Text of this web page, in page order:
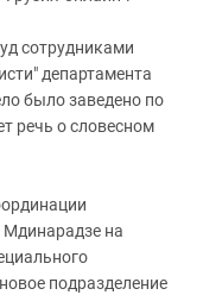
сотрудниками
департамента
было заведено по
речь о словесном
на
подразделение